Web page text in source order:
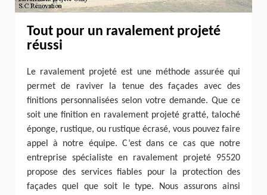
Tout pour un ravalement projeté
réussi
Le ravalement projeté est une méthode assurée qui
permet de raviver la tenue des façades avec des
finitions personnalisées selon votre demande. Que ce
soit une finition en ravalement projeté gratté, taloché
éponge, rustique, ou rustique écrasé, vous pouvez faire
appel à notre équipe. C’est dans ce cas que notre
entreprise spécialiste en ravalement projeté 95520
propose des services fiables pour la protection des
façades quel que soit le type. Nous assurons ainsi